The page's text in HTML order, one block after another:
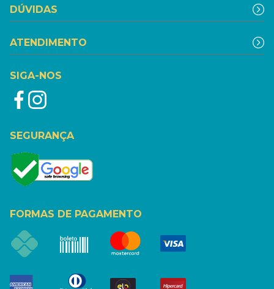
DÚVIDAS
ATENDIMENTO
SIGA-NOS
SEGURANÇA
FORMAS DE PAGAMENTO